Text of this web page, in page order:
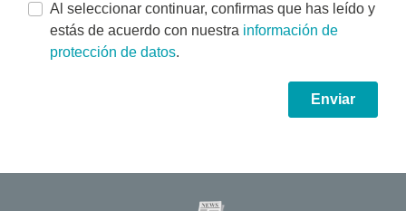
Al seleccionar continuar, confirmas que has leído y
estás de acuerdo con nuestra información de
protección de datos.
Enviar